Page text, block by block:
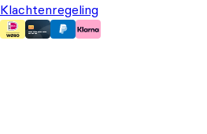
Klachtenregeling